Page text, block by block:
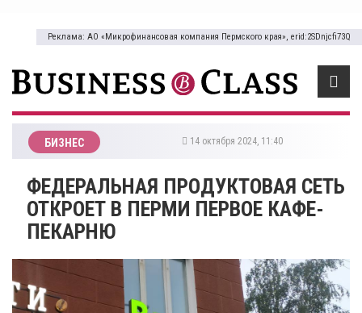
Реклама: АО «Микрофинансовая компания Пермского края», erid:2SDnjcfi73Q
БИЗНЕС 14 октября 2024, 11:40
​ФЕДЕРАЛЬНАЯ ПРОДУКТОВАЯ СЕТЬ
ОТКРОЕТ В ПЕРМИ ПЕРВОЕ КАФЕ-
ПЕКАРНЮ